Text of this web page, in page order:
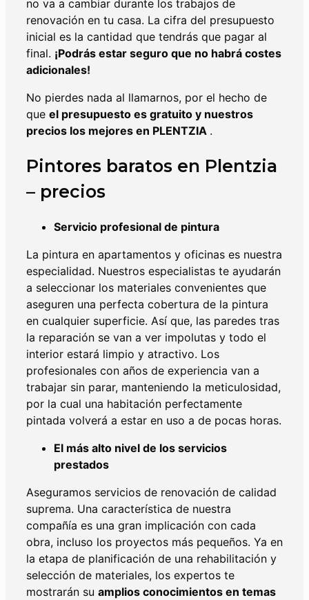
no va a cambiar durante los trabajos de
renovación en tu casa. La cifra del presupuesto
inicial es la cantidad que tendrás que pagar al
final. ¡Podrás estar seguro que no habrá costes
adicionales!
No pierdes nada al llamarnos, por el hecho de
que el presupuesto es gratuito y nuestros
precios los mejores en PLENTZIA .
Pintores baratos en Plentzia
– precios
Servicio profesional de pintura
La pintura en apartamentos y oficinas es nuestra
especialidad. Nuestros especialistas te ayudarán
a seleccionar los materiales convenientes que
aseguren una perfecta cobertura de la pintura
en cualquier superficie. Así que, las paredes tras
la reparación se van a ver impolutas y todo el
interior estará limpio y atractivo. Los
profesionales con años de experiencia van a
trabajar sin parar, manteniendo la meticulosidad,
por la cual una habitación perfectamente
pintada volverá a estar en uso a de pocas horas.
El más alto nivel de los servicios
prestados
Aseguramos servicios de renovación de calidad
suprema. Una característica de nuestra
compañía es una gran implicación con cada
obra, incluso los proyectos más pequeños. Ya en
la etapa de planificación de una rehabilitación y
selección de materiales, los expertos te
mostrarán su amplios conocimientos en temas